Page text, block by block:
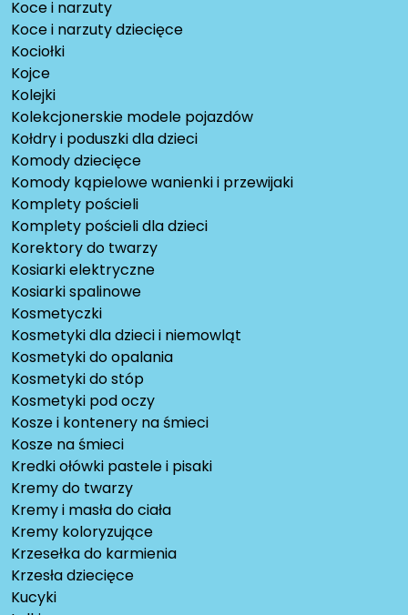
Koce i narzuty
Koce i narzuty dziecięce
Kociołki
Kojce
Kolejki
Kolekcjonerskie modele pojazdów
Kołdry i poduszki dla dzieci
Komody dziecięce
Komody kąpielowe wanienki i przewijaki
Komplety pościeli
Komplety pościeli dla dzieci
Korektory do twarzy
Kosiarki elektryczne
Kosiarki spalinowe
Kosmetyczki
Kosmetyki dla dzieci i niemowląt
Kosmetyki do opalania
Kosmetyki do stóp
Kosmetyki pod oczy
Kosze i kontenery na śmieci
Kosze na śmieci
Kredki ołówki pastele i pisaki
Kremy do twarzy
Kremy i masła do ciała
Kremy koloryzujące
Krzesełka do karmienia
Krzesła dziecięce
Kucyki